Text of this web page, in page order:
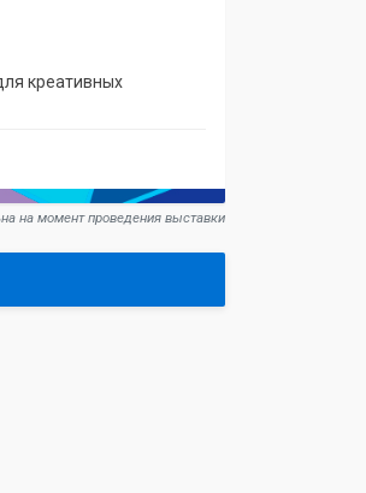
креативных
на момент проведения выставки